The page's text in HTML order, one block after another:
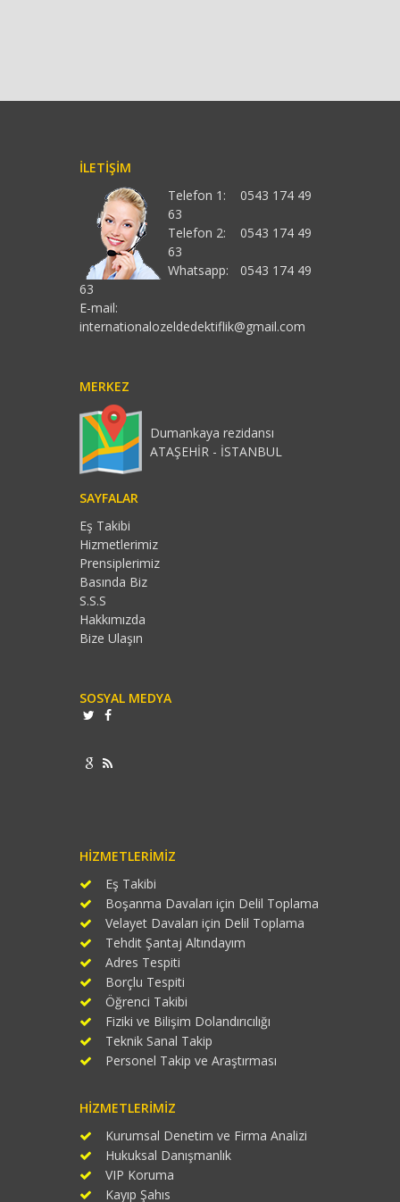
İLETIŞIM
Telefon 1:
0543 174 49
63
Telefon 2:
0543 174 49
63
Whatsapp:
0543 174 49
63
E-mail:
internationalozeldedektiflik@gmail.com
MERKEZ
Dumankaya rezidansı
ATAŞEHİR - İSTANBUL
SAYFALAR
Eş Takibi
Hizmetlerimiz
Prensiplerimiz
Basında Biz
S.S.S
Hakkımızda
Bize Ulaşın
SOSYAL MEDYA
HIZMETLERIMIZ
Eş Takibi
Boşanma Davaları için Delil Toplama
Velayet Davaları için Delil Toplama
Tehdit Şantaj Altındayım
Adres Tespiti
Borçlu Tespiti
Öğrenci Takibi
Fiziki ve Bilişim Dolandırıcılığı
Teknik Sanal Takip
Personel Takip ve Araştırması
HIZMETLERIMIZ
Kurumsal Denetim ve Firma Analizi
Hukuksal Danışmanlık
VIP Koruma
Kayıp Şahıs